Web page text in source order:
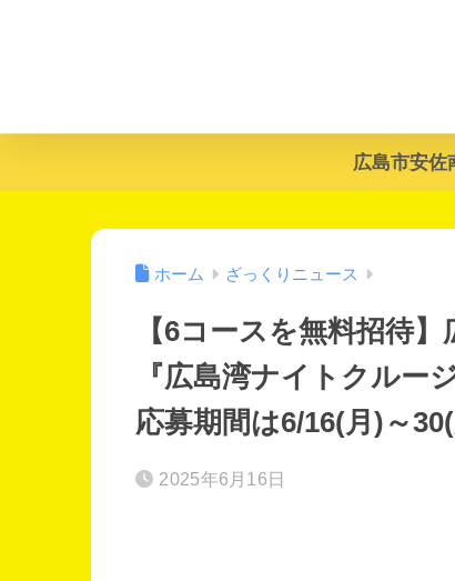
広島市安佐
ホーム ざっくりニュース
【6コースを無料招待
『広島湾ナイトクルー
応募期間は6/16(月)～30(
2025年6月16日